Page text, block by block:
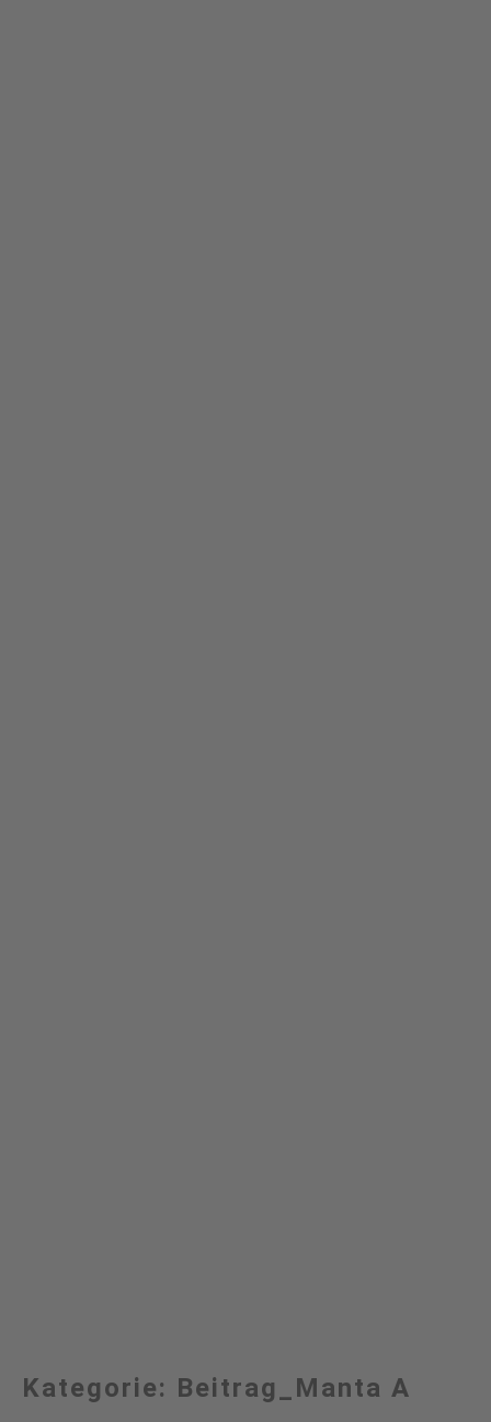
Kategorie: Beitrag_Manta A